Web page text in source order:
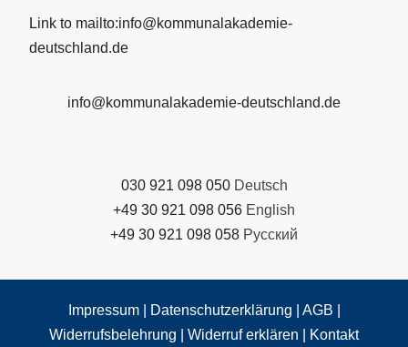
Link to mailto:info@kommunalakademie-
deutschland.de
info@kommunalakademie-deutschland.de
030 921 098 050Deutsch
+49 30 921 098 056 English
+49 30 921 098 058 Русский
Impressum| Datenschutzerklärung AGB
Widerrufsbelehrung
Widerruf erklären Kontakt